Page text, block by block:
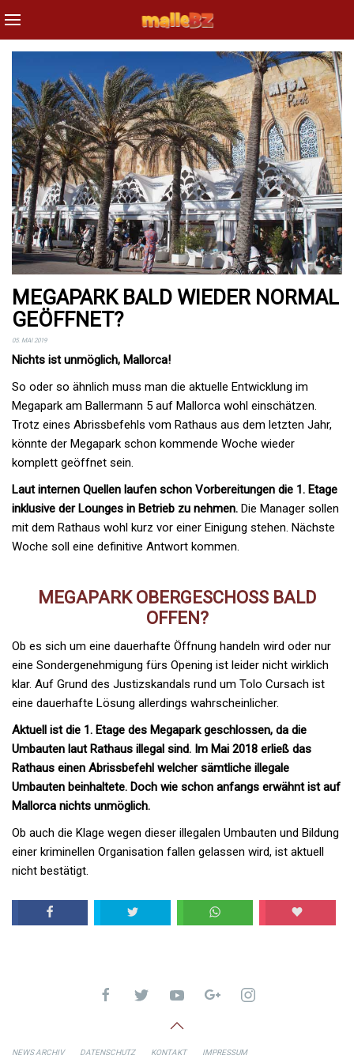
MEGAPARK BALD WIEDER NORMAL
GEÖFFNET?
05. MAI 2019
Nichts ist unmöglich, Mallorca!
So oder so ähnlich muss man die aktuelle Entwicklung im
Megapark am Ballermann 5 auf Mallorca wohl einschätzen.
Trotz eines Abrissbefehls vom Rathaus aus dem letzten Jahr,
könnte der Megapark schon kommende Woche wieder
komplett geöffnet sein.
Laut internen Quellen laufen schon Vorbereitungen die 1. Etage
inklusive der Lounges in Betrieb zu nehmen. Die Manager sollen
mit dem Rathaus wohl kurz vor einer Einigung stehen. Nächste
Woche soll eine definitive Antwort kommen.
MEGAPARK OBERGESCHOSS BALD O
FFEN?
Ob es sich um eine dauerhafte Öffnung handeln wird oder nur
eine Sondergenehmigung fürs Opening ist leider nicht wirklich
klar. Auf Grund des Justizskandals rund um Tolo Cursach ist
eine dauerhafte Lösung allerdings wahrscheinlicher.
Aktuell ist die 1. Etage des Megapark geschlossen, da die
Umbauten laut Rathaus illegal sind. Im Mai 2018 erließ das
Rathaus einen Abrissbefehl welcher sämtliche illegale
Umbauten beinhaltete. Doch wie schon anfangs erwähnt ist auf
Mallorca nichts unmöglich.
Ob auch die Klage wegen dieser illegalen Umbauten und Bildung
einer kriminellen Organisation fallen gelassen wird, ist aktuell
nicht bestätigt.
NEWS ARCHIV DATENSCHUTZ KONTAKT IMPRESSUM